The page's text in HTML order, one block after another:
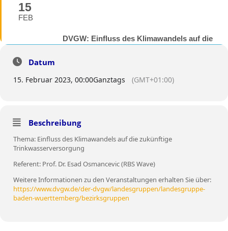
15
FEB
DVGW: Einfluss des Klimawandels auf die
zukünftige Trinkwasserversorgung
Datum
15. Februar 2023, 00:00Ganztags (GMT+01:00)
Beschreibung
Thema: Einfluss des Klimawandels auf die zukünftige
Trinkwasserversorgung
Referent: Prof. Dr. Esad Osmancevic (RBS Wave)
Weitere Informationen zu den Veranstaltungen erhalten Sie über:
https://www.dvgw.de/der-dvgw/landesgruppen/landesgruppe-
baden-wuerttemberg/bezirksgruppen